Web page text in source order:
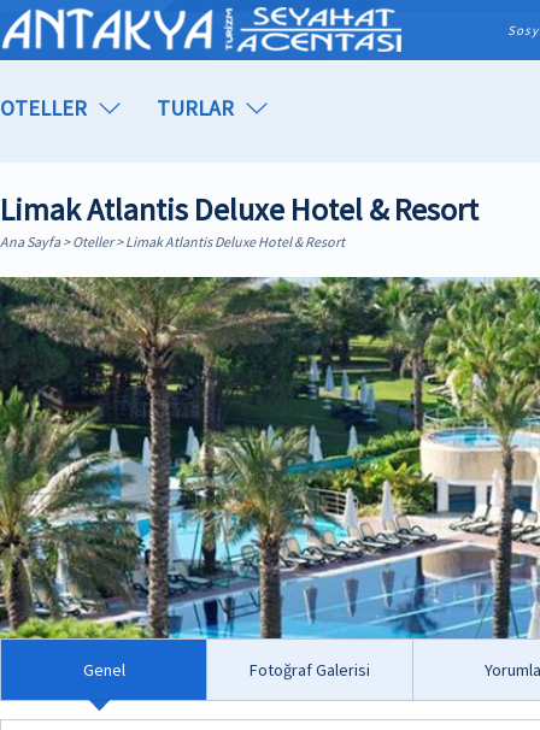
OTELLER TURLAR
Limak Atlantis Deluxe Hotel & Resort
Ana Sayfa>Oteller> Limak Atlantis Deluxe Hotel & Resort
Genel Fotoğraf Galerisi